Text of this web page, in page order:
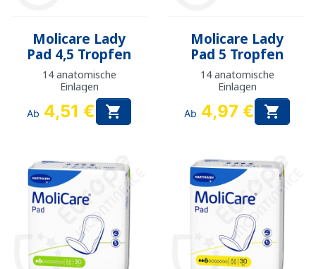
Molicare Lady
Pad 4,5 Tropfen
14 anatomische
Einlagen
Ab 4,51 € 
Molicare Lady
Pad 5 Tropfen
14 anatomische
Einlagen
Ab 4,97 € 